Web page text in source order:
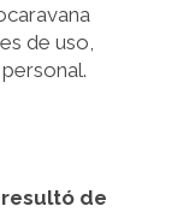
de uso,
de